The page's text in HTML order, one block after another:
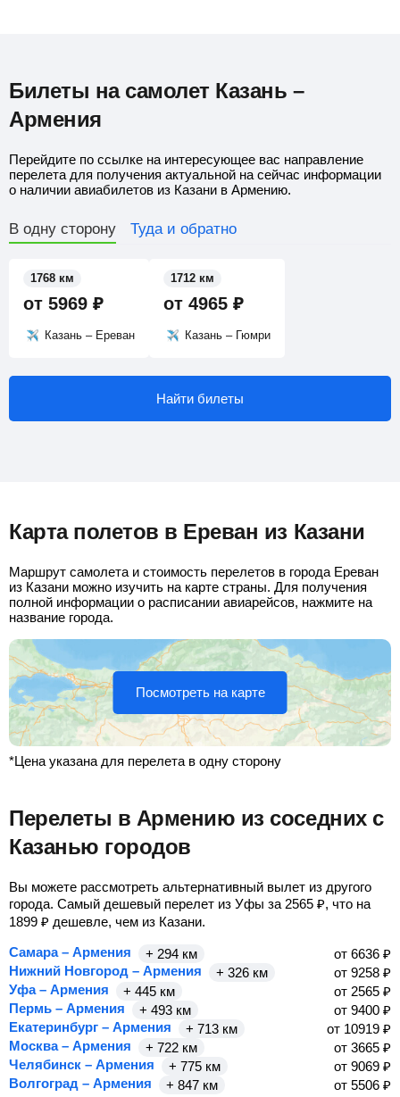
Билеты на самолет Казань –
Армения
Перейдите по ссылке на интересующее вас направление
перелета для получения актуальной на сейчас информации
о наличии авиабилетов из Казани в Армению.
В одну сторону Туда и обратно
от 5969 ₽
Казань – Ереван
1768 км
от 4965 ₽
Казань – Гюмри
1712 км
Найти билеты
Карта полетов в Ереван из Казани
Маршрут самолета и стоимость перелетов в города Ереван
из Казани можно изучить на карте страны. Для получения
полной информации о расписании авиарейсов, нажмите на
название города.
Посмотреть на карте
*Цена указана для перелета в одну сторону
Перелеты в Армению из соседних с
Казанью городов
Вы можете рассмотреть альтернативный вылет из другого
города. Самый дешевый перелет из Уфы за 2565 ₽, что на
1899 ₽ дешевле, чем из Казани.
Самара – Армения
+ 294 км от 6636 ₽
Нижний Новгород – Армения
+ 326 км от 9258 ₽
Уфа – Армения
+ 445 км от 2565 ₽
Пермь – Армения
+ 493 км от 9400 ₽
Екатеринбург – Армения
+ 713 км от 10919 ₽
Москва – Армения
+ 722 км от 3665 ₽
Челябинск – Армения
+ 775 км от 9069 ₽
Волгоград – Армения
+ 847 км от 5506 ₽